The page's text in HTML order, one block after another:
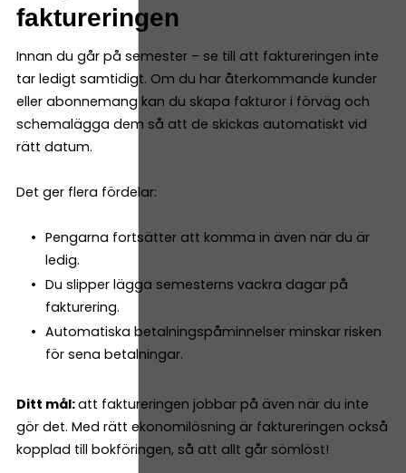
faktureringen
Innan du går på semester – se till att faktureringen inte
tar ledigt samtidigt. Om du har återkommande kunder
eller abonnemang kan du skapa fakturor i förväg och
schemalägga dem så att de skickas automatiskt vid
rätt datum.
Det ger flera fördelar:
Pengarna fortsätter att komma in även när du är
ledig.
Du slipper lägga semesterns vackra dagar på
fakturering.
Automatiska betalningspåminnelser minskar risken
för sena betalningar.
Ditt mål:att faktureringen jobbar på även när du inte
gör det. Med rätt ekonomilösning är faktureringen också
kopplad till bokföringen, så att allt går sömlöst!